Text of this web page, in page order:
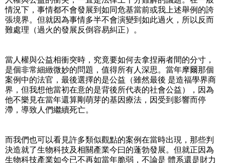
情況下，事情都不會發展到如同危基當前或我上述舉例的誇
張境界。但就因為事情多半不會演變到如此過火，所以反而
難處理（過火的發展反倒容易糾正）。
當人權與公益相衝突時，究竟要如何去拿捏兩者間的分寸，
是個非常細緻微妙的問題，值得所有人深思。當年摩爾那個
案例中的法官，最後選擇的是公益（雖然最後 是造福學界商
界，但我想他當初在意的是背後所代表的社會公益），因為
他不樂見在當年還算剛萌芽的基因療法，因受到影響而停
滯，導致人們繼續死亡。
而我們也可以看見許多類似觀點的案例在當時出現，那些判
決造就了生物科技及相關產業今曰的蓬勃發展。但就正因為
生物科技產業如今已不再如當年脆弱，不論是 體系還是財力